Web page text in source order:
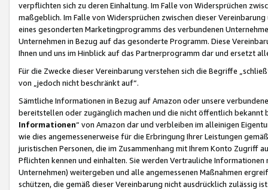
verpflichten sich zu deren Einhaltung. Im Falle von Widersprüchen
maßgeblich. Im Falle von Widersprüchen zwischen dieser
eines gesonderten Marketingprogramms des verbundenen
Unternehmen in Bezug auf das gesonderte Programm. Diese
Ihnen und uns im Hinblick auf das Partnerprogramm dar und ersetzt
Für die Zwecke dieser Vereinbarung verstehen sich die Begriffe
von „jedoch nicht beschränkt auf“.
Sämtliche Informationen in Bezug auf Amazon oder unsere
bereitstellen oder zugänglich machen und die nicht öffentlich
Informationen“ von Amazon dar und verbleiben im alleinigen
wie dies angemessenerweise für die Erbringung Ihrer Leistungen
juristischen Personen, die im Zusammenhang mit Ihrem Konto
Pflichten kennen und einhalten. Sie werden Vertrauliche
Unternehmen) weitergeben und alle angemessenen Maßnahmen
schützen, die gemäß dieser Vereinbarung nicht ausdrücklich zulässig